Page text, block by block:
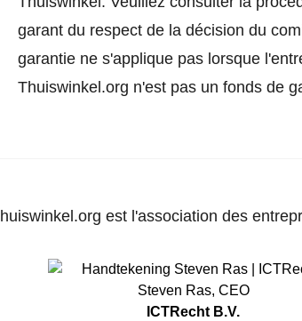
garant du respect de la décision du
garantie ne s'applique pas lorsque
Thuiswinkel.org n'est pas un fonds de
est l'association des
Steven Ras, CEO
ICTRecht B.V.